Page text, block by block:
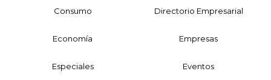
Consumo Directorio Empresarial
Economía Empresas
Especiales Eventos